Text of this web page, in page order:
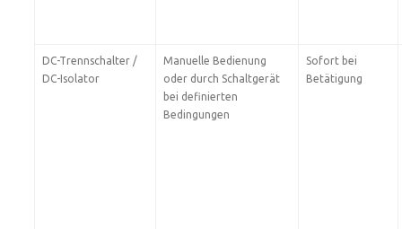
DC-Trennschalter /
DC-Isolator
Manuelle Bedienung
oder durch Schaltgerät
bei definierten
Bedingungen
Sofort bei
Betätigung